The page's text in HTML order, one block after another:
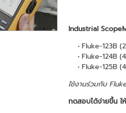
Industrial
Fluke-123B
Fluke-124B
Fluke-125B
ใช้งานร่วมกับ
ทดสอบได้ง่ายขึ้น ใ